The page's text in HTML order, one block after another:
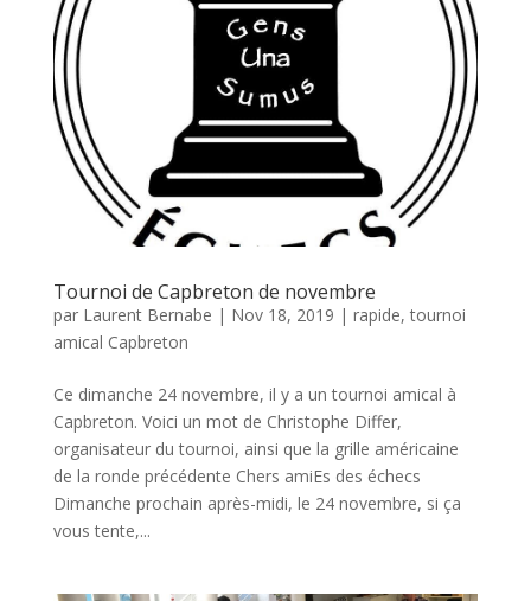
Tournoi de Capbreton de novembre
par Laurent Bernabe | Nov 18, 2019 | rapide,tournoi
amical Capbreton
Ce dimanche 24 novembre, il y a un tournoi amical à
Capbreton. Voici un mot de Christophe Differ,
organisateur du tournoi, ainsi que la grille américaine
de la ronde précédente Chers amiEs des échecs
Dimanche prochain après-midi, le 24 novembre, si ça
vous tente,...